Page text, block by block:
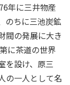
年に三井物産
のちに三池炭鉱
閥の発展に大き
に茶道の世界
を設け、原三
の一人として名